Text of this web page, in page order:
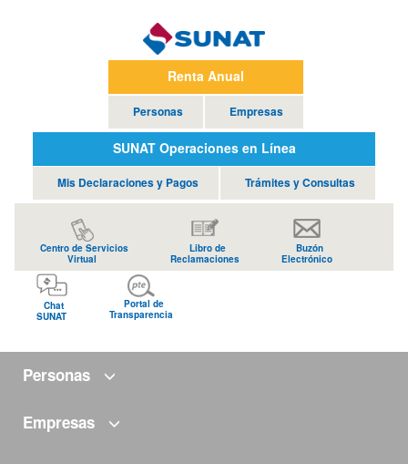
Renta Anual
Personas Empresas
SUNAT Operaciones en Línea
Mis Declaraciones y Pagos Trámites y Consultas
Centro de Servicios
Virtual
Libro de
Reclamaciones
Buzón
Electrónico
Chat
SUNAT
Portal de
Transparencia
Personas
Empresas